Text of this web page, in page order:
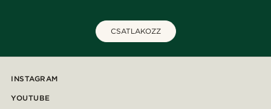
CSATLAKOZZ
INSTAGRAM
YOUTUBE